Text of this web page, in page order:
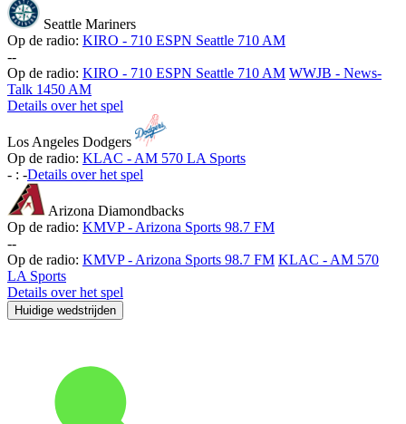
Seattle Mariners
Op de radio: KIRO - 710 ESPN Seattle 710 AM
--
Op de radio: KIRO - 710 ESPN Seattle 710 AM WWJB - News-
Talk 1450 AM
Details over het spel
Los Angeles Dodgers
Op de radio: KLAC - AM 570 LA Sports
- : -Details over het spel
Arizona Diamondbacks
Op de radio: KMVP - Arizona Sports 98.7 FM
--
Op de radio: KMVP - Arizona Sports 98.7 FM KLAC - AM 570
LA Sports
Details over het spel
Huidige wedstrijden